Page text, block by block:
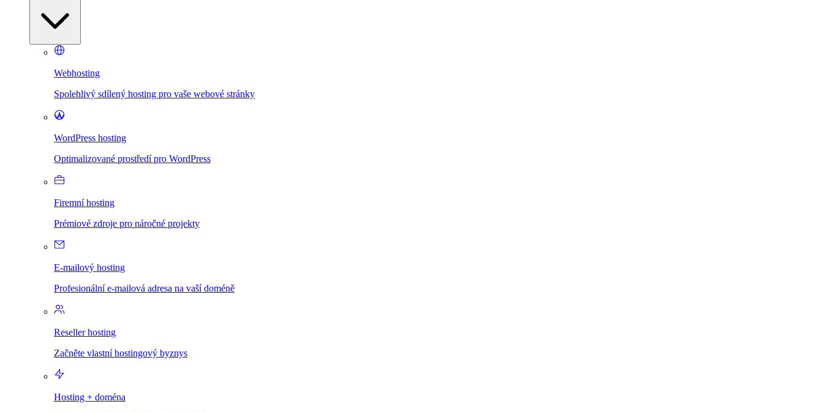
Webhosting
Spolehlivý sdílený hosting pro vaše webové stránky
WordPress hosting
Optimalizované prostředí pro WordPress
Firemní hosting
Prémiové zdroje pro náročné projekty
E-mailový hosting
Profesionální e-mailová adresa na vaší doméně
Reseller hosting
Začněte vlastní hostingový byznys
Hosting + doména